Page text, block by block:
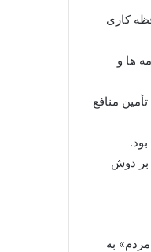
کاری
ها و
منافع
بر دوش
به